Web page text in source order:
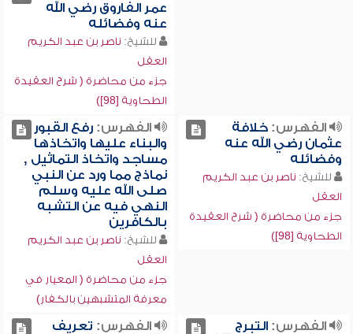
عمر الفاروق رضي الله
عنه وفضائله
للشيخ: ناصر بن عبد الكريم
العقل
جزء من محاضرة ( شرح العقيدة
الطحاوية [98])
الفهرس:خلافة
عثمان رضي الله عنه
وفضائله
للشيخ: ناصر بن عبد الكريم
العقل
جزء من محاضرة ( شرح العقيدة
الطحاوية [98])
الفهرس:رفع القبور
والبناء عليها واتخاذها
مساجد واتخاذ التماثيل ,
نماذج مما ورد عن النبي
صلى الله عليه وسلم
النهي فيه عن التشبه
بالكافرين
للشيخ: ناصر بن عبد الكريم
العقل
جزء من محاضرة ( المعيار في
معرفة المتشبهين بالكفار)
الفهرس:التبرج
الفهرس: تعريف